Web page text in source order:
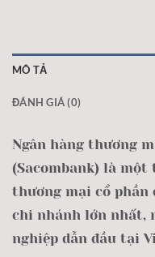
MÔ TẢ
ĐÁNH GIÁ (0)
Ngân hàng thương
(Sacombank) là
thương mại cổ phần
chi nhánh lớn nhất,
nghiệp dẫn đầu tại